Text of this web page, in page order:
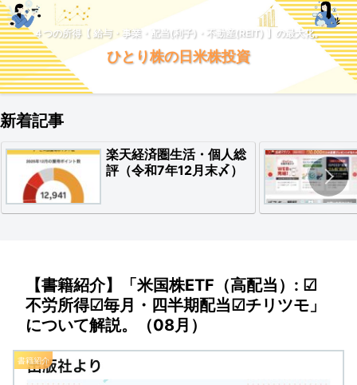
４つの所得【 給与・事業・配当(利子)・不動産(REIT) 】の最大化。
ひとり株の日米株投資
新着記事
楽天経済圏生活・個人総
評（令和7年12月末〆）
【書籍紹介】「米国株ETF（高配当）: ☑
不労所得☑毎月・四半期配当☑チリツモ」
について解説。（08月）
書籍紹介